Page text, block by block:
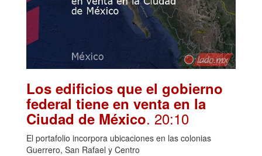
Los edificios que el gobierno
federal tiene en venta en la
Ciudad de México. 20:10
El portafolio incorpora ubicaciones en las colonias
Guerrero, San Rafael y Centro